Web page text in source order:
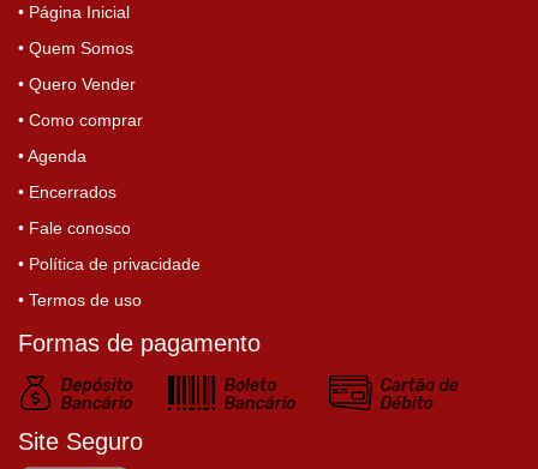
• Página Inicial
• Quem Somos
• Quero Vender
• Como comprar
• Agenda
• Encerrados
• Fale conosco
• Política de privacidade
• Termos de uso
Formas de pagamento
Site Seguro